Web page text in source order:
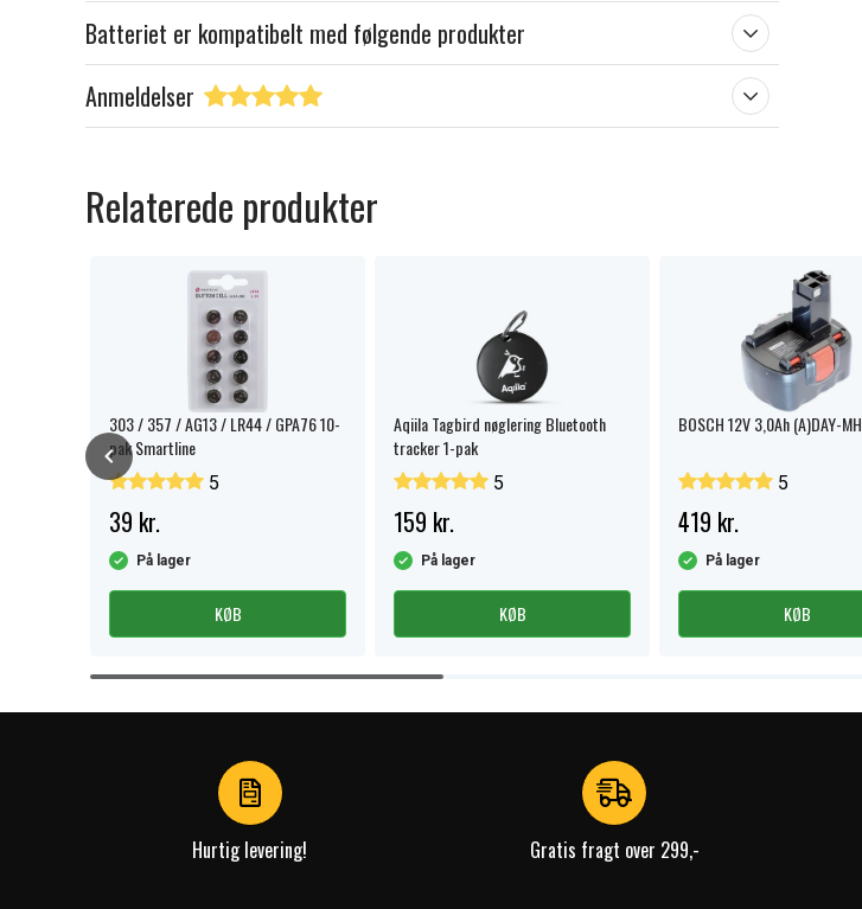
Batteriet er kompatibelt med følgende produkter
Anmeldelser
Relaterede produkter
303 / 357 / AG13 / LR44 / GPA76 10-
pak Smartline
5
39 kr.
På lager
KØB
Aqiila Tagbird nøglering Bluetooth
tracker 1-pak
5
159 kr.
På lager
KØB
BOSCH 12V 3,0Ah (A)DAY-MH
5
419 kr.
På lager
KØB
Item
Hurtig levering! Gratis fragt over 299,-